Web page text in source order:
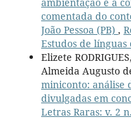
comentada do
João Pessoa (PB) ,
Estudos de
Elizete
Almeida Augusto
miniconto: análise
divulgadas em
Letras Raras: v. 2